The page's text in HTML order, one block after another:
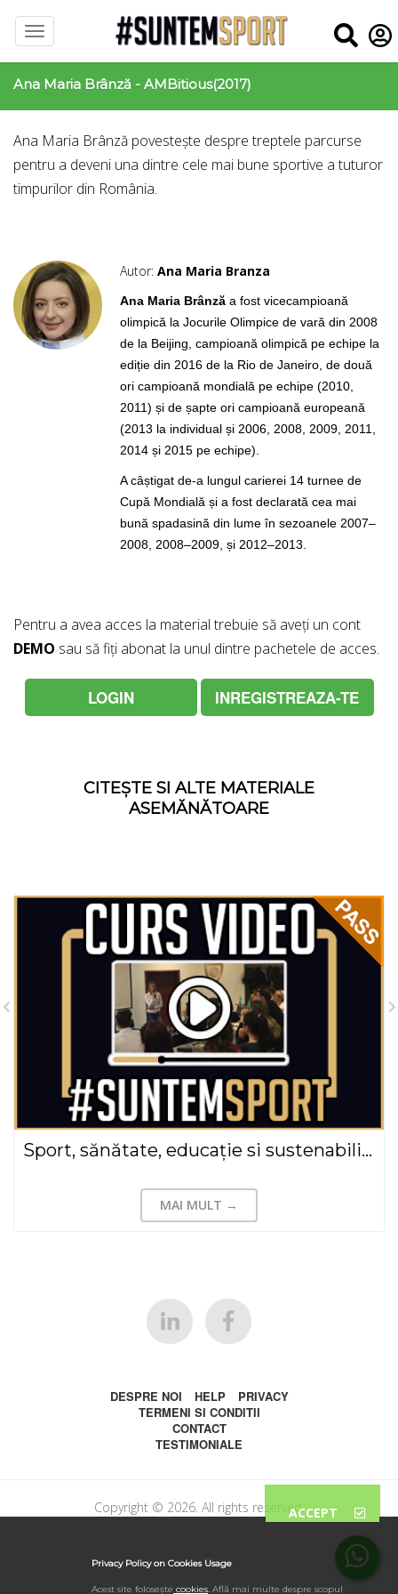
Ana Maria Brânză - AMBitious(2017)
Ana Maria Brânză povestește despre treptele parcurse
pentru a deveni una dintre cele mai bune sportive a tuturor
timpurilor din România.
Autor: Ana Maria Branza
Ana Maria Brânză a fost vicecampioană
olimpică la Jocurile Olimpice de vară din 2008
de la Beijing, campioană olimpică pe echipe la
ediție din 2016 de la Rio de Janeiro, de două
ori campioană mondială pe echipe (2010,
2011) și de șapte ori campioană europeană
(2013 la individual și 2006, 2008, 2009, 2011,
2014 și 2015 pe echipe).
A câștigat de-a lungul carierei 14 turnee de
Cupă Mondială și a fost declarată cea mai
bună spadasină din lume în sezoanele 2007–
2008, 2008–2009, și 2012–2013.
Pentru a avea acces la material trebuie să aveți un cont
DEMO sau să fiți abonat la unul dintre pachetele de acces.
LOGIN INREGISTREAZA-TE
CITEȘTE SI ALTE MATERIALE
ASEMĂNĂTOARE
Sport, sănătate, educație si sustenabilitate - Valer Hancas(2020)
MAI MULT →
DESPRE NOI HELP
PRIVACY
TERMENI SI CONDITII
CONTACT
TESTIMONIALE
Copyright © 2026. All rights reserved.
Privacy Policy on Cookies Usage
Acest site folosește cookies. Află mai multe despre scopul
ACCEPT